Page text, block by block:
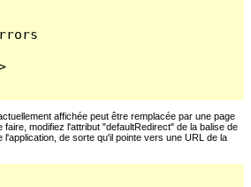
affichée peut être remplacée par une page
modifiez l'attribut "defaultRedirect" de la balise de
de sorte qu'il pointe vers une URL de la